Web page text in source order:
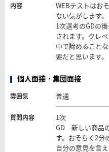
内容
WEBテストはお
ない気がします。
1次選考のGDの
されます。クレ
中で諦めること
要だと思います。
個人面接・集団面接
雰囲気 普通
質問内容
1次
GD 新しい商品
す。おそらく2分
自分の意見を言